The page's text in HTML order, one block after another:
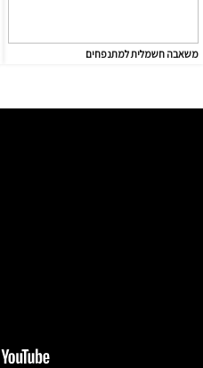
משאבה חשמלית למתנפחים